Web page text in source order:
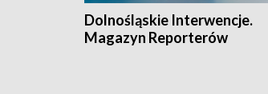
Dolnośląskie Interwencje.
Magazyn Reporterów